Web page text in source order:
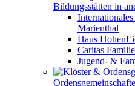
Bildungsstätten in
Marienthal
Haus
Caritas
Jugend- &